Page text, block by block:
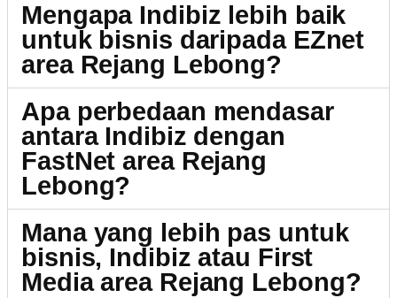
Mengapa Indibiz lebih baik
untuk bisnis daripada EZnet
area Rejang Lebong?
Apa perbedaan mendasar
antara Indibiz dengan
FastNet area Rejang
Lebong?
Mana yang lebih pas untuk
bisnis, Indibiz atau First
Media area Rejang Lebong?